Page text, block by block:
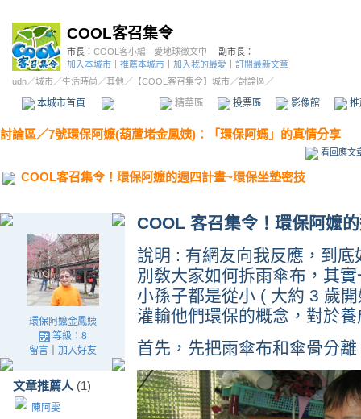
COOL客召集令
市長： COOL客小編 - 愛地球徵文中
副市長：
加入本城市
推薦本城市 加入我的最愛
訂閱最新文章
udn／城市／生活時尚 ／其他 ／ 【COOL客召集令】城市／討論區／
本城市首頁 精華區 投票區 影像館
討論區／7號環保阿嬤(葫蘆堵金鳳姨)：「環保阿媽」的真情分享
看回應文
COOL客召集令！環保阿嬤的週四計畫~環保坐墊密技
環保阿嬤金鳳姨
等級：8
留言｜ 加入好友
文章推薦人 (1)
陳阿雯
COOL 客召集令！環保阿嬤
說明 : 有網友向我反應，到
別敎大家如何拆雨傘布，其
小孫子都是從小 ( 大約 3 歲
灌輸他們環保的概念，對於
首先，先把雨傘布和傘骨分